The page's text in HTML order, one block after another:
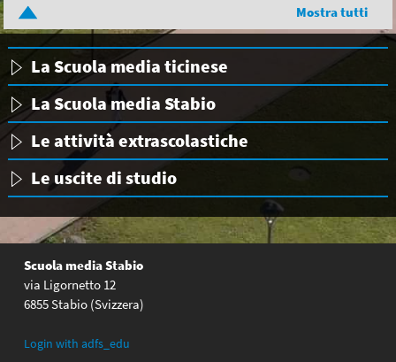
Mostra tutti
La Scuola media ticinese
La Scuola media Stabio
Le attività extrascolastiche
Le uscite di studio
Scuola media Stabio
via Ligornetto 12
6855 Stabio (Svizzera)
Login with adfs_edu